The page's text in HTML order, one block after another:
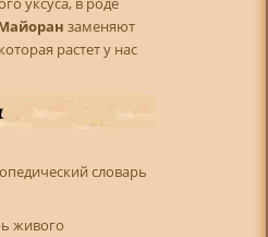
заменяют
растет у нас
словарь
живого